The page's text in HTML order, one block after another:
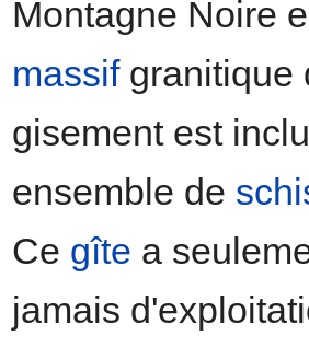
Montagne Noire
massifgranitique
gisement est
ensemble de
Ce gîte a
jamais